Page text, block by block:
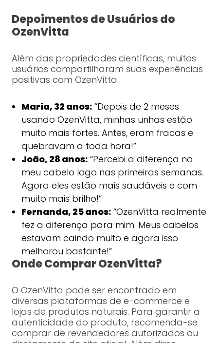
Depoimentos de Usuários do
OzenVitta
Além das propriedades científicas, muitos
usuários compartilharam suas experiências
positivas com OzenVitta:
Maria, 32 anos:“Depois de 2 meses
usando OzenVitta, minhas unhas estão
muito mais fortes. Antes, eram fracas e
quebravam a toda hora!”
João, 28 anos:“Percebi a diferença no
meu cabelo logo nas primeiras semanas.
Agora eles estão mais saudáveis e com
muito mais brilho!”
Fernanda, 25 anos:“OzenVitta realmente
fez a diferença para mim. Meus cabelos
estavam caindo muito e agora isso
melhorou bastante!”
Onde Comprar OzenVitta?
O OzenVitta pode ser encontrado em
diversas plataformas de e-commerce e
lojas de produtos naturais. Para garantir a
autenticidade do produto, recomenda-se
comprar de revendedores autorizados ou